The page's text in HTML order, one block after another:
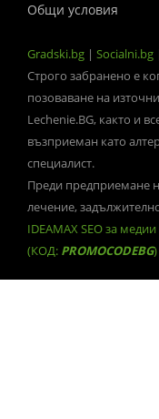
Общи условия
Gradski.bg | Socialni.bg
Строго забранено е
позоваване на
Lechenie.BG, както и
възприеман като
специалист.
Преди предприемане
лечение,
IDEAMAX SEO за
(КОД: PROMOCODEBG)